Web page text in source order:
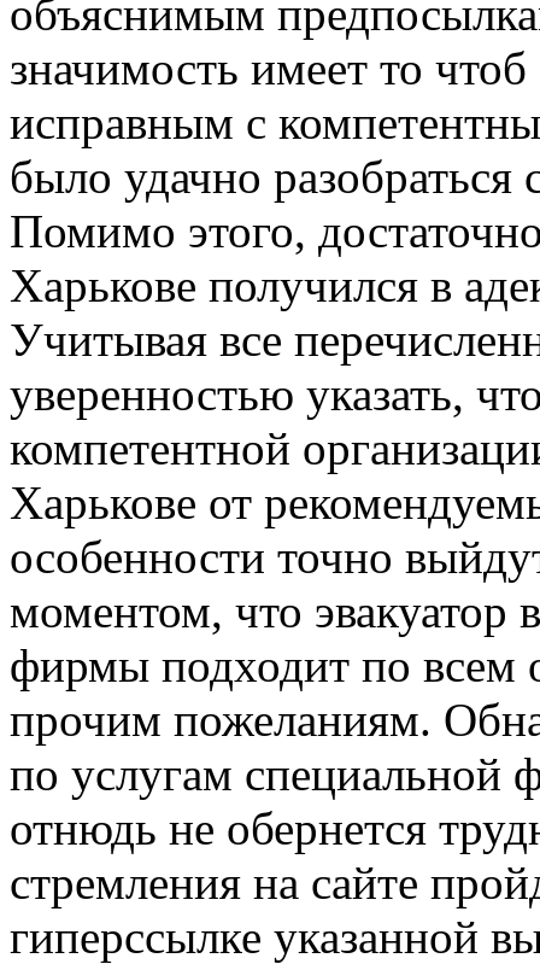
объяснимым
значимость имеет то
исправным с
было удачно
Помимо этого,
Харькове получился в
Учитывая все
уверенностью указать,
компетентной
Харькове от
особенности точно
моментом, что эвакуатор
фирмы подходит по всем
прочим пожеланиям.
по услугам специальной
отнюдь не обернется
стремления на сайте
гиперссылке указанной